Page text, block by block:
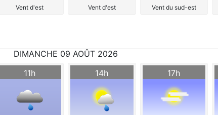
Vent d'est Vent d'est Vent du sud-est
DIMANCHE 09 AOÛT 2026
11h 14h 17h